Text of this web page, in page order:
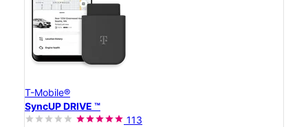
T-Mobile®
SyncUP DRIVE ™
113